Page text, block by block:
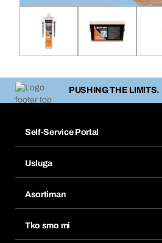
PUSHING THE LIMITS.
Self-Service Portal
Popisi želja
Ponovno naručivanje
Pretplate
Usluga
Tražitelji proizvoda
Asortiman
Tko smo mi